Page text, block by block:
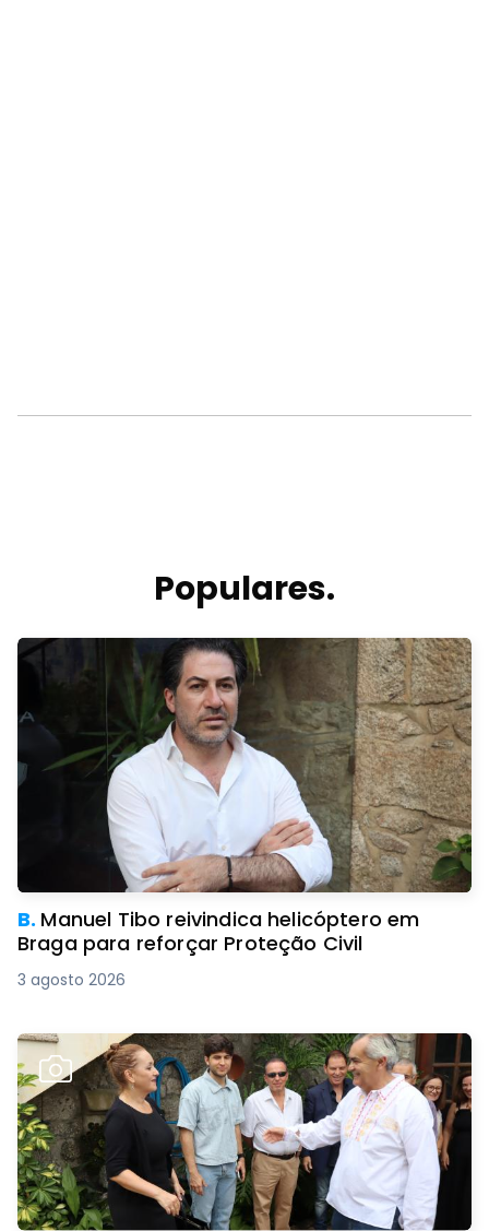
Populares.
B. Manuel Tibo reivindica helicóptero em
Braga para reforçar Proteção Civil
3 agosto 2026